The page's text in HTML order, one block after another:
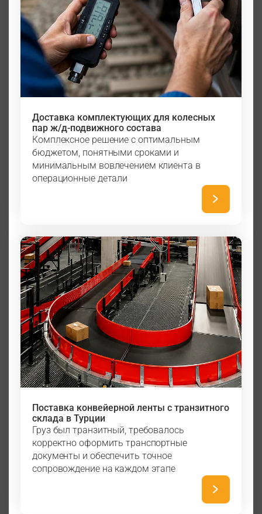
Доставка комплектующих для колесных
пар ж/д-подвижного состава
Комплексное решение с оптимальным
бюджетом, понятными сроками и
минимальным вовлечением клиента в
операционные детали
Поставка конвейерной ленты с транзитного
склада в Турции
Груз был транзитный, требовалось
корректно оформить транспортные
документы и обеспечить точное
сопровождение на каждом этапе